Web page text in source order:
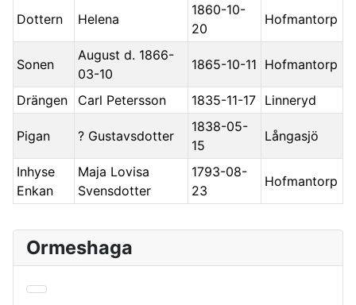
Ormeshaga
Dottern Helena
1860-10-
20
Hofmantorp
Sonen
August d. 1866-
03-10
1865-10-11 Hofmantorp
Drängen Carl Petersson 1835-11-17 Linneryd
Pigan ? Gustavsdotter
1838-05-
15
Långasjö
Inhyse
Enkan
Maja Lovisa
Svensdotter
1793-08-
23
Hofmantorp